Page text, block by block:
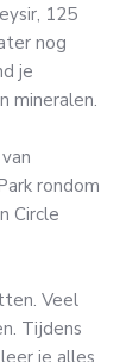
125
nog
je
mineralen.
rondom
Circle
Veel
Tijdens
je alles